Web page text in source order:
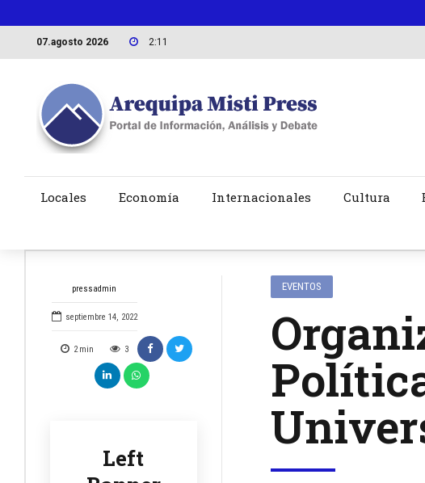
07.agosto 2026 2:11
Locales Economía Internacionales Cultura
pressadmin
septiembre 14, 2022
2 min 3
Left
EVENTOS